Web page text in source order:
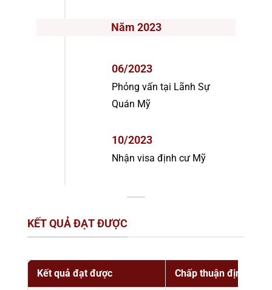
Năm 2023
06/2023
Phỏng vấn tại Lãnh Sự
Quán Mỹ
10/2023
Nhận visa định cư Mỹ
KẾT QUẢ ĐẠT ĐƯỢC
Kết quả đạt được Chấp thuận định cư